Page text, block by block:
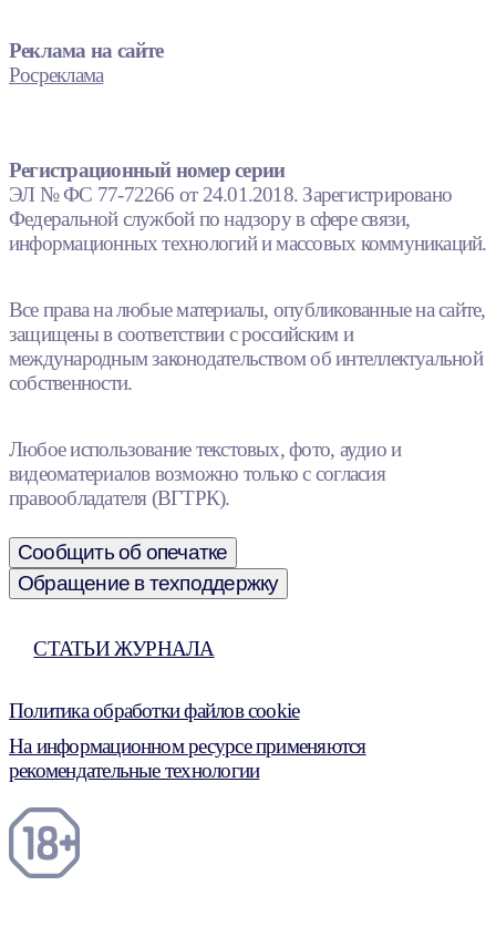
Реклама на сайте
Росреклама
Регистрационный номер серии
ЭЛ № ФС 77-72266 от 24.01.2018. Зарегистрировано
Федеральной службой по надзору в сфере связи,
информационных технологий и массовых коммуникаций.
Все права на любые материалы, опубликованные на сайте,
защищены в соответствии с российским и
международным законодательством об интеллектуальной
собственности.
Любое использование текстовых, фото, аудио и
видеоматериалов возможно только с согласия
правообладателя (ВГТРК).
Сообщить об опечатке
Обращение в техподдержку
СТАТЬИ ЖУРНАЛА
Политика обработки файлов cookie
На информационном ресурсе применяются
рекомендательные технологии